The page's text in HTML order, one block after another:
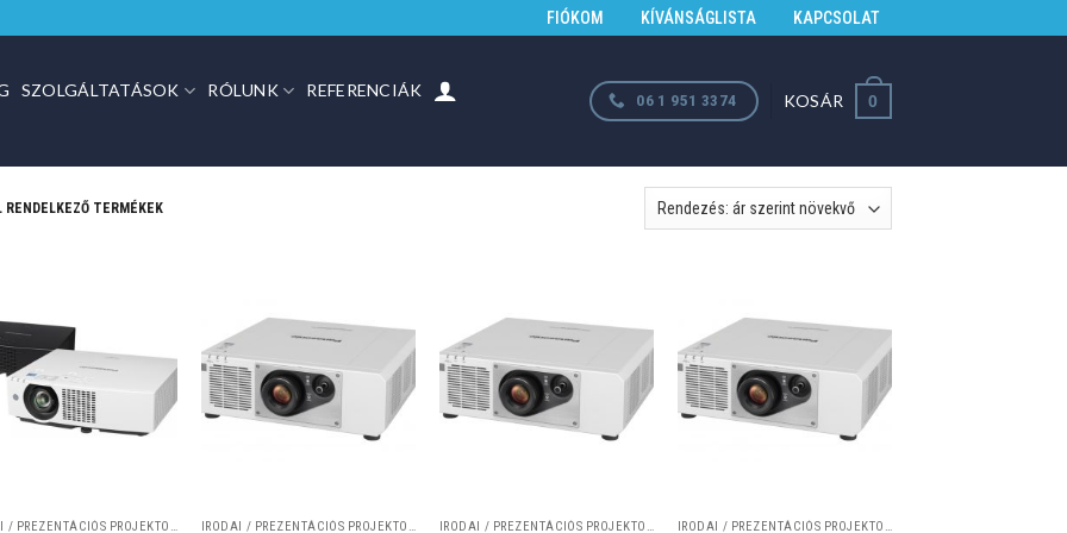
FIÓKOM KÍVÁNSÁGLISTA KAPCSOLAT
SZOLGÁLTATÁSOK RÓLUNK REFERENCIÁK 06 1 951 3374 KOSÁR 0
RENDELKEZŐ TERMÉKEK
IRODAI / PREZENTÁCIÓS PROJEKTOROK IRODAI / PREZENTÁCIÓS PROJEKTOROK IRODAI / PREZENTÁCIÓS PROJEKTOROK IRODAI / PREZENTÁCIÓS PROJEKTOROK